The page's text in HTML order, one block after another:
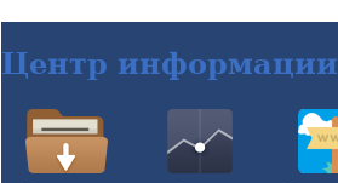
Центр информации